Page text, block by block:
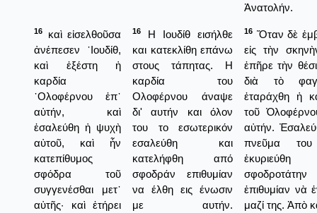
Ἀνατολήν.
16
καὶ εἰσελθοῦσα
ἀνέπεσεν ᾿Ιουδίθ,
καὶ ἐξέστη ἡ
καρδία
᾿Ολοφέρνου ἐπ᾿
αὐτήν, καὶ
ἐσαλεύθη ἡ ψυχὴ
αὐτοῦ, καὶ ἦν
κατεπίθυμος
σφόδρα τοῦ
συγγενέσθαι μετ᾿
αὐτῆς· καὶ ἐτήρει
16
Η Ιουδίθ εισήλθε
και κατεκλίθη επάνω
στους τάπητας. Η
καρδία του
Ολοφέρνου άναψε
δι' αυτήν και όλον
του το εσωτερικόν
εσαλεύθη και
κατελήφθη από
σφοδράν επιθυμίαν
να έλθη εις ένωσιν
με αυτήν.
16 Ὅταν δὲ
εἰς τὴν
ἐπῆρε τὴν
διὰ τὸ
ἐταράχθη ἡ
τοῦ
αὐτήν.
πνεῦμα
ἐκυριεύθη
σφοδροτάτην
ἐπιθυμίαν νὰ
μαζί της. Ἀπὸ